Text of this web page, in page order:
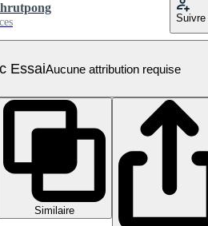
Suivre
EssaiAucune attribution requise
Similaire